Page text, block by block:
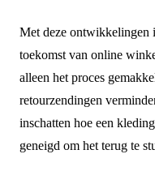
Met deze ontwikkelingen
toekomst van online
alleen het proces
retourzendingen
inschatten hoe een
geneigd om het terug te